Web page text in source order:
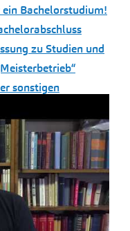
Bachelorstudium!
zu Studien und
sonstigen
Bachelor
aus
eintragungsfähiger